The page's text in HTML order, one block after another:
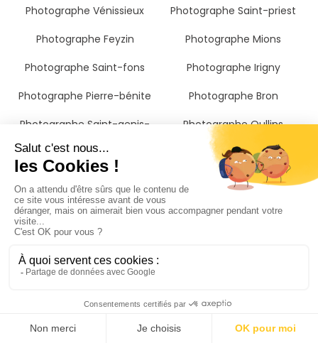
Photographe Vénissieux
Photographe Saint-priest
Photographe Feyzin
Photographe Mions
Photographe Saint-fons
Photographe Irigny
Photographe Pierre-bénite
Photographe Bron
Photographe Saint-genis-
Photographe Oullins
Photographe Chassieu
charpieu
Photographe Genas
Photographe Sainte-foy-lès-
Photographe Villeurbanne
Photographe Chaponost
Photographe Lyon
Photographe Vaulx-en-velin
Photographe Givors